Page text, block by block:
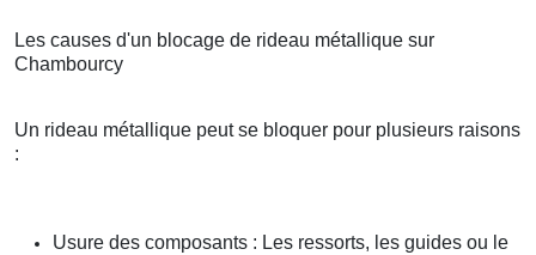
Les causes d'un blocage de rideau métallique sur
Chambourcy
Un rideau métallique peut se bloquer pour plusieurs raisons
:
Usure des composants : Les ressorts, les guides ou le